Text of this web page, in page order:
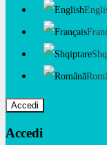
Accedi
Accedi